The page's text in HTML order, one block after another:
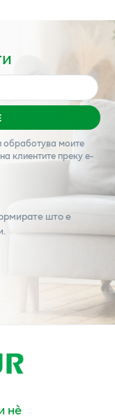
обработува моите
клиентите преку е-
што е
нè